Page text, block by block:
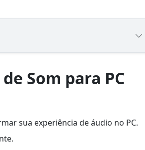
Som para PC
sua experiência de áudio no PC.